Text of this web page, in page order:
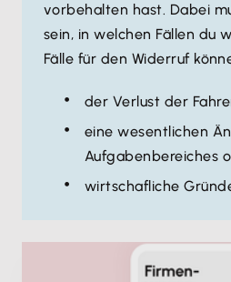
vorbehalten hast. Dabei
sein, in welchen Fällen du
Fälle für den Widerruf
der Verlust der
eine wesentlichen
Aufgabenbereiches
wirtschafliche